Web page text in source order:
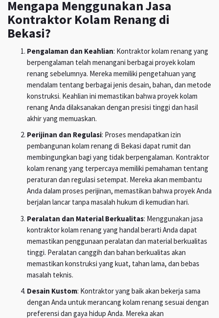
Mengapa Menggunakan Jasa
Kontraktor Kolam Renang di
Bekasi?
Pengalaman dan Keahlian: Kontraktor kolam renang yang
berpengalaman telah menangani berbagai proyek kolam
renang sebelumnya. Mereka memiliki pengetahuan yang
mendalam tentang berbagai jenis desain, bahan, dan metode
konstruksi. Keahlian ini memastikan bahwa proyek kolam
renang Anda dilaksanakan dengan presisi tinggi dan hasil
akhir yang memuaskan.
Perijinan dan Regulasi: Proses mendapatkan izin
pembangunan kolam renang di Bekasi dapat rumit dan
membingungkan bagi yang tidak berpengalaman. Kontraktor
kolam renang yang terpercaya memiliki pemahaman tentang
peraturan dan regulasi setempat. Mereka akan membantu
Anda dalam proses perijinan, memastikan bahwa proyek Anda
berjalan lancar tanpa masalah hukum di kemudian hari.
Peralatan dan Material Berkualitas: Menggunakan jasa
kontraktor kolam renang yang handal berarti Anda dapat
memastikan penggunaan peralatan dan material berkualitas
tinggi. Peralatan canggih dan bahan berkualitas akan
memastikan konstruksi yang kuat, tahan lama, dan bebas
masalah teknis.
Desain Kustom: Kontraktor yang baik akan bekerja sama
dengan Anda untuk merancang kolam renang sesuai dengan
preferensi dan gaya hidup Anda. Mereka akan